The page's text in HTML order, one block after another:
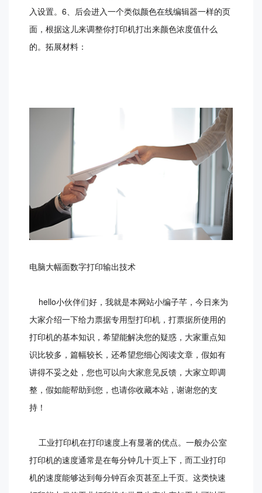
入设置。6、后会进入一个类似颜色在线编辑器一样的页
面，根据这儿来调整你打印机打出来颜色浓度值什么
的。拓展材料：
电脑大幅面数字打印输出技术
hello小伙伴们好，我就是本网站小编子芊，今日来为
大家介绍一下给力票据专用型打印机，打票据所使用的
打印机的基本知识，希望能解决您的疑惑，大家重点知
识比较多，篇幅较长，还希望您细心阅读文章，假如有
讲得不妥之处，您也可以向大家意见反馈，大家立即调
整，假如能帮助到您，也请你收藏本站，谢谢您的支
持！
工业打印机在打印速度上有显著的优点。一般办公室
打印机的速度通常是在每分钟几十页上下，而工业打印
机的速度能够达到每分钟百余页甚至上千页。这类快速